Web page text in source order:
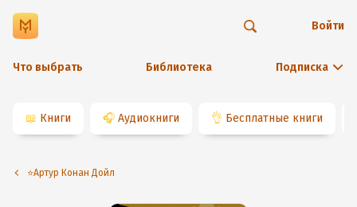
Что выбрать Библиотека Подписка
Войти
📖 Книги 🎧 Аудиокниги 👌 Бесплатные книги
⭐️Артур Конан Дойл